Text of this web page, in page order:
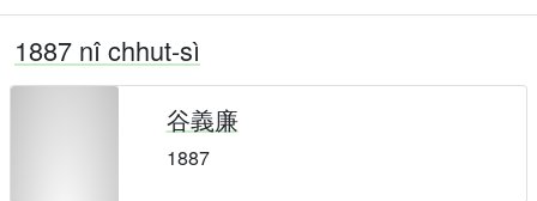
1887 nî chhut-sì
谷義廉
1887